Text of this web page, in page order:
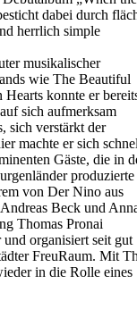
dabei durch
herrlich simple
musikalischer
wie The Beautiful
konnte er
sich aufmerksam
sich verstärkt der
machte er sich
Gäste, die in
von Der Nino aus
Beck und
Thomas Pronai
organisiert seit gut
FreuRaum. Mit
in die Rolle eines